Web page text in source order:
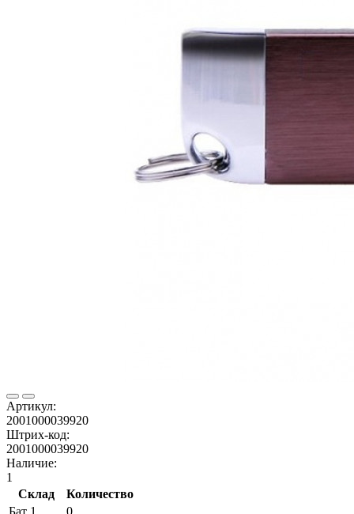
Артикул:
2001000039920
Штрих-код:
2001000039920
Наличие:
1
Склад
Количество
Бат 1
0